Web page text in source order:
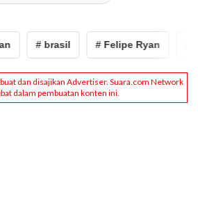
# brasil # Felipe Ryan